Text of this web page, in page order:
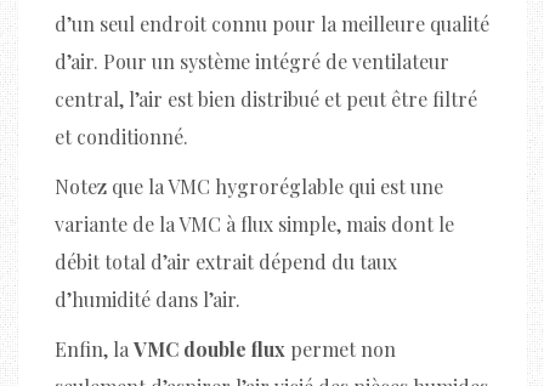
d’un seul endroit connu pour la meilleure qualité
d’air. Pour un système intégré de ventilateur
central, l’air est bien distribué et peut être filtré
et conditionné.
Notez que la VMC hygroréglable qui est une
variante de la VMC à flux simple, mais dont le
débit total d’air extrait dépend du taux
d’humidité dans l’air.
Enfin, la VMC double flux permet non